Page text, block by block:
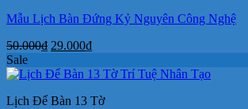
Mẫu Lịch Bàn Đứng Kỷ Nguyên Công Nghệ
50.000₫ Giá
là:
29.000₫Giá
tại
29.000₫.
Sale
Lịch Để Bàn 13 Tờ